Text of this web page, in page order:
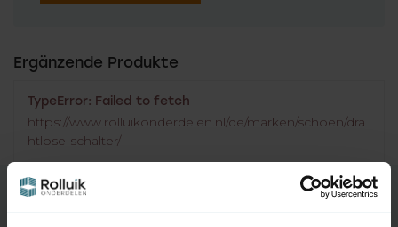
Ergänzende Produkte
TypeError: Failed to fetch
https://www.rolluikonderdelen.nl/de/marken/schoen/dra
htlose-schalter/